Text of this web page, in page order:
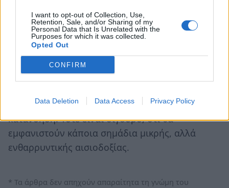
I want to opt-out of Collection, Use,
Retention, Sale, and/or Sharing of my
Personal Data that Is Unrelated with the
Purposes for which it was collected.
Opted Out
CONFIRM
Data Deletion Data Access Privacy Policy
ατομικό, αλλά και συλλογικό επίπεδο είναι
επιτακτική. Όχι μόνο για την ελευθέρωση της
σκέψης και την ενεργοποίηση των ίδιων
δυνάμεων, αλλά κυρίως για την ανακάλυψη και
την αποκάλυψη των γνήσιων στοιχείων που
θα γίνει σταθερή, με αυτογνωσία και ολόπλευρη
κατανόηση. Τότε είναι σίγουρο, ότι θα
εμφανιστούν κάποια σημάδια μικρής, αλλά
ενθαρρυντικής αισιοδοξίας.
* Τα άρθρα δεν απηχούν απαραίτητα τη γνώμη του